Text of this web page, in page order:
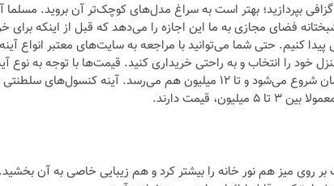
گزافی بپردازید؛ بهتر است به سراغ مدل‌های کوچک‌تر آن بروید.
فضای مجازی به ما این اجازه را می‌دهد که قبل از اینکه برای
کنیم. حتی شما می‌توانید با مراجعه به سایت‌های معتبر انواع
خود را انتخاب و به راحتی خریداری کنید. قیمت‌ها با توجه به نوع
کم‌ترین قیمت میز کنسول از ۷۰۰ هزار تومان شروع می‌شود و تا ۱۲ میلیون هم
قیمت دارند.
روی میز هم نور خانه را بیشتر کرد و هم زیبایی خاصی به آن